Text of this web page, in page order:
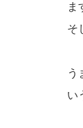
ま
そ
う
い